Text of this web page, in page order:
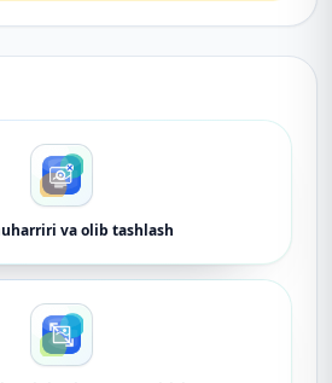
va olib tashlash